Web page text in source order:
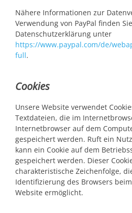
Nähere Informationen zur
Verwendung von PayPal finden
Datenschutzerklärung unter
https://www.paypal.com/de/
full.
Cookies
Unsere Website verwendet
Textdateien, die im
Internetbrowser auf dem
gespeichert werden. Ruft ein
kann ein Cookie auf dem
gespeichert werden. Dieser
charakteristische Zeichenfolge,
Identifizierung des Browsers
Website ermöglicht.